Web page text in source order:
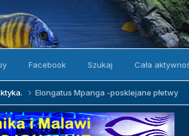
Facebook Szukaj Cała
Elongatus Mpanga -posklejane płetwy